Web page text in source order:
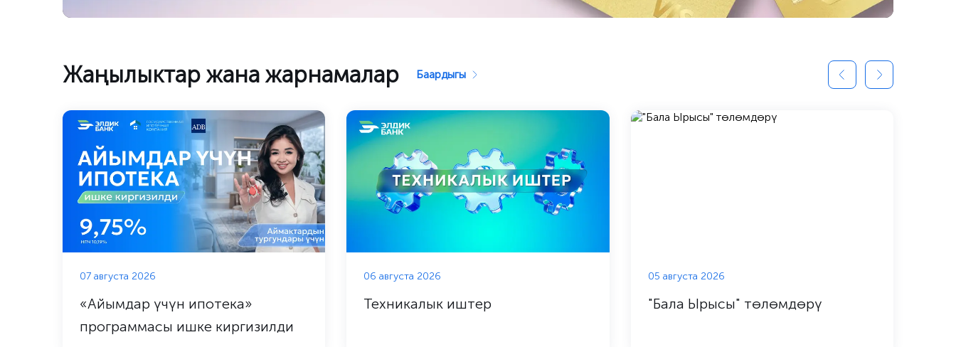
Жаңылыктар жана жарнамалар Баардыгы
07 августа 2026
«Айымдар үчүн ипотека»
программасы ишке киргизилди
06 августа 2026
Техникалык иштер
05 августа 2026
"Бала Ырысы" төлөмдөрү